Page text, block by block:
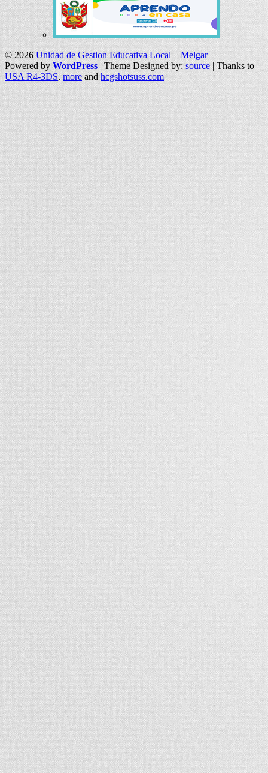
© 2026Unidad de Gestion Educativa Local – Melgar
Powered byWordPress | Theme Designed by:source| Thanks to
USA R4-3DS,moreandhcgshotsuss.com